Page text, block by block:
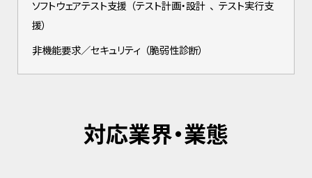
ソフトウェアテスト支援 （テスト計画・設計 、 テスト実行支
援）
非機能要求／セキュリティ （脆弱性診断）
対応業界・業態